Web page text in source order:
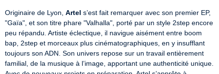
Originaire de Lyon, Artel s’est fait remarquer avec son premier EP,
"Gaïa", et son titre phare "Valhalla", porté par un style 2step encore
peu répandu. Artiste éclectique, il navigue aisément entre boom
bap, 2step et morceaux plus cinématographiques, en y insufflant
toujours son ADN. Son univers repose sur un travail entièrement
familial, de la musique à l’image, apportant une authenticité unique.